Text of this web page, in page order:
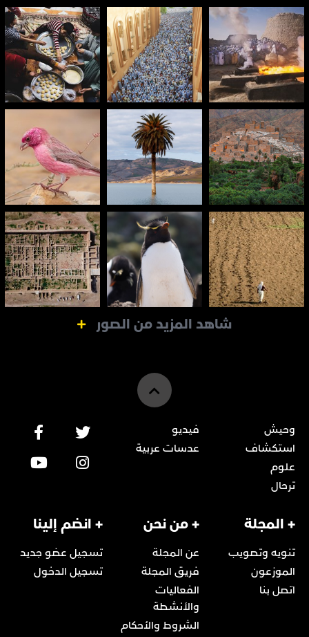
شاهد المزيد من الصور
وحيش
استكشاف
علوم
ترحال
فيديو
عدسات عربية
+ المجلة
تنويه وتصويب
الموزعون
اتصل بنا
+ من نحن
عن المجلة
فريق المجلة
الفعاليات
والأنشطة
الشروط والأحكام
+ انضم إلينا
تسجيل عضو جديد
تسجيل الدخول